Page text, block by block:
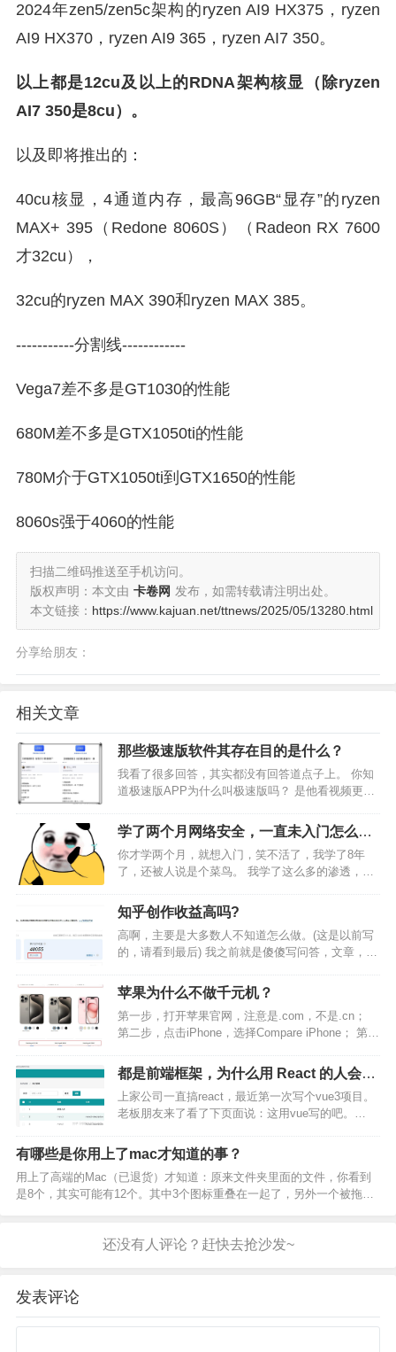
2024年zen5/zen5c架构的ryzen AI9 HX375，ryzen
AI9 HX370，ryzen AI9 365，ryzen AI7 350。
以上都是12cu及以上的RDNA架构核显（除ryzen
AI7 350是8cu）。
以及即将推出的：
40cu核显，4通道内存，最高96GB“显存”的ryzen
MAX+ 395（Redone 8060S）（Radeon RX 7600
才32cu），
32cu的ryzen MAX 390和ryzen MAX 385。
-----------分割线------------
Vega7差不多是GT1030的性能
680M差不多是GTX1050ti的性能
780M介于GTX1050ti到GTX1650的性能
8060s强于4060的性能
扫描二维码推送至手机访问。
版权声明：本文由 卡卷网 发布，如需转载请注明出处。
本文链接： https://www.kajuan.net/ttnews/2025/05/13280.html
分享给朋友：
相关文章
那些极速版软件其存在目的是什么？
我看了很多回答，其实都没有回答道点子上。 你知
道极速版APP为什么叫极速版吗？ 是他看视频更快
装速度更快而已，所以叫极速版app。当然啦，现在
极速版APP和原声版APP，安装包已经没有区别
了，这…
学了两个月网络安全，一直未入门怎么
办，知乎大佬们给些建议吧？
你才学两个月，就想入门，笑不活了，我学了8年
了，还被人说是个菜鸟。 我学了这么多的渗透，依
ailx10：学习PHP XXE漏洞 ailx10：学习CORS漏洞
ailx10：学习Cl…
知乎创作收益高吗?
高啊，主要是大多数人不知道怎么做。(这是以前写
的，请看到最后) 我之前就是傻傻写问答，文章，结
好物推荐，致知计划，付费咨询。1、盐选吧，是写
故事，小说类的天堂，还有就是大咖们的地盘了，
难度高。…
苹果为什么不做千元机？
第一步，打开苹果官网，注意是.com，不是.cn；
第二步，点击iPhone，选择Compare iPhone； 第三
为$1199，$999，$799。 这不妥妥的千元机吗，怎
么苹果…
都是前端框架，为什么用 React 的人会有
优越感？
上家公司一直搞react，最近第一次写个vue3项目。
老板朋友来了看了下页面说：这用vue写的吧。
你看一眼页面就知道用的啥框架？ 这感觉就是，我
一直用苹果，偶尔用了下华为打电话，有…
有哪些是你用上了mac才知道的事？
用上了高端的Mac（已退货）才知道：原来文件夹里面的文件，你看到
是8个，其实可能有12个。其中3个图标重叠在一起了，另外一个被拖动
发表评论